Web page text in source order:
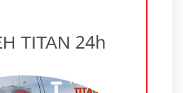
ΤΙΤΑΝ 24h